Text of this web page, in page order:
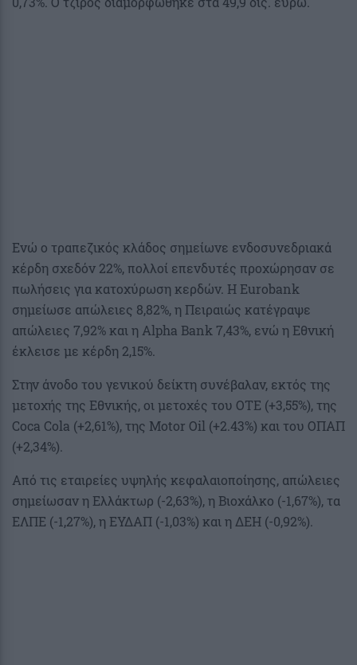
Ενώ ο τραπεζικός κλάδος σημείωνε ενδοσυνεδριακά
κέρδη σχεδόν 22%, πολλοί επενδυτές προχώρησαν σε
πωλήσεις για κατοχύρωση κερδών. Η Eurobank
σημείωσε απώλειες 8,82%, η Πειραιώς κατέγραψε
απώλειες 7,92% και η Alpha Bank 7,43%, ενώ η Εθνική
έκλεισε με κέρδη 2,15%.
Στην άνοδο του γενικού δείκτη συνέβαλαν, εκτός της
μετοχής της Εθνικής, οι μετοχές του ΟΤΕ (+3,55%), της
Coca Cola (+2,61%), της Motor Oil (+2.43%) και του ΟΠΑΠ
(+2,34%).
Από τις εταιρείες υψηλής κεφαλαιοποίησης, απώλειες
σημείωσαν η Ελλάκτωρ (-2,63%), η Βιοχάλκο (-1,67%), τα
ΕΛΠΕ (-1,27%), η ΕΥΔΑΠ (-1,03%) και η ΔΕΗ (-0,92%).